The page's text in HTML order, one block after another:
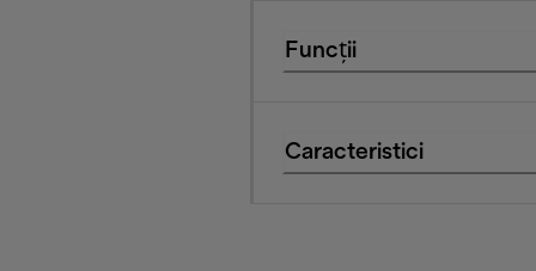
Funcții
Caracteristici